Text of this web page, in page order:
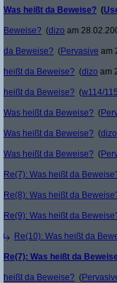
Was heißt da Beweise? (
Beweise? (dizo am
da Beweise? (Pervasive am
heißt da Beweise? (dizo am
heißt da Beweise? (w114/115
Was heißt da Beweise? (
Was heißt da Beweise? (dizo
Was heißt da Beweise? (
Re(7): Was heißt da
Re(8): Was heißt da
Re(9): Was heißt da
Re(10): Was heißt da
Re(7): Was heißt da
heißt da Beweise? (